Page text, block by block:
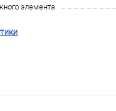
элемента